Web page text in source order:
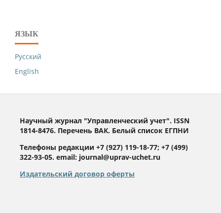
ЯЗЫК
Русский
English
Научный журнал "Управленческий учет". ISSN
1814-8476. Перечень ВАК. Белый список ЕГПНИ
Телефоны редакции +7 (927) 119-18-77; +7 (499)
322-93-05. email: journal@uprav-uchet.ru
Издательский договор оферты